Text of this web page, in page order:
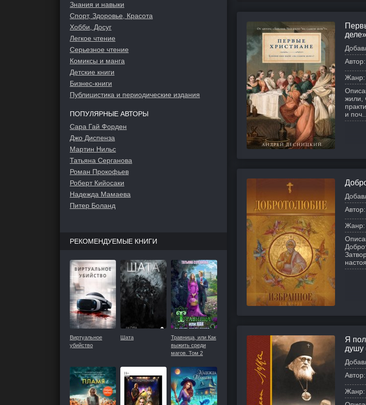
Автор:
Жанр:
жили,
и поч...
Автор:
Жанр:
Я
душу
Автор:
Жанр:
Знания и навыки
Спорт, Здоровье, Красота
Хобби, Досуг
Легкое чтение
Серьезное чтение
Комиксы и манга
Детские книги
Бизнес-книги
Публицистика и периодические издания
ПОПУЛЯРНЫЕ АВТОРЫ
Сара Гай Форден
Джо Диспенза
Мартин Нильс
Татьяна Серганова
Роман Прокофьев
Роберт Кийосаки
Надежда Мамаева
Питер Боланд
РЕКОМЕНДУЕМЫЕ КНИГИ
Виртуальное
убийство
Шата
Травница, или Как
выжить среди
магов. Том 2